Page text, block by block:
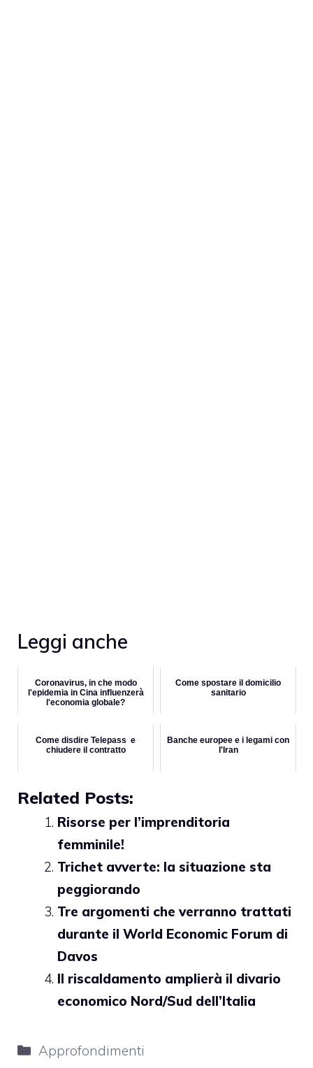
Leggi anche
Coronavirus, in che modo
l'epidemia in Cina influenzerà
l'economia globale?
Come spostare il domicilio
sanitario
Come disdire Telepass e
chiudere il contratto
Banche europee e i legami con
l'Iran
Related Posts:
Risorse per l’imprenditoria
femminile!
Trichet avverte: la situazione sta
peggiorando
Tre argomenti che verranno trattati
durante il World Economic Forum di
Davos
Il riscaldamento amplierà il divario
economico Nord/Sud dell’Italia
Categorie
Approfondimenti